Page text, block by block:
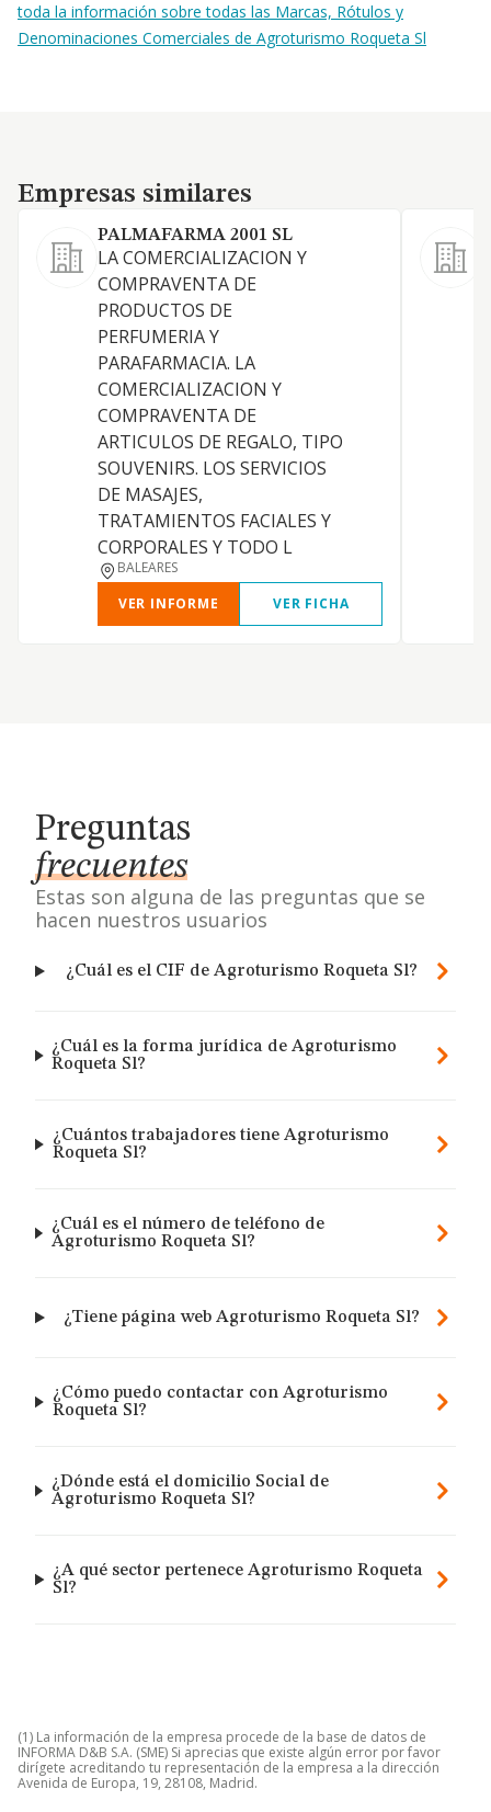
toda la información sobre todas las Marcas, Rótulos y
Denominaciones Comerciales de Agroturismo Roqueta Sl
Empresas similares
Empresas similares
PALMAFARMA 2001 SL
LA COMERCIALIZACION Y
COMPRAVENTA DE
PRODUCTOS DE
PERFUMERIA Y
PARAFARMACIA. LA
COMERCIALIZACION Y
COMPRAVENTA DE
ARTICULOS DE REGALO, TIPO
SOUVENIRS. LOS SERVICIOS
DE MASAJES,
TRATAMIENTOS FACIALES Y
CORPORALES Y TODO L
BALEARES
VER INFORME
VER FICHA
Preguntas
frecuentes
Estas son alguna de las preguntas que se
hacen nuestros usuarios
¿Cuál es el CIF de Agroturismo Roqueta Sl?
¿Cuál es la forma jurídica de Agroturismo
Roqueta Sl?
¿Cuántos trabajadores tiene Agroturismo
Roqueta Sl?
¿Cuál es el número de teléfono de
Agroturismo Roqueta Sl?
¿Tiene página web Agroturismo Roqueta Sl?
¿Cómo puedo contactar con Agroturismo
Roqueta Sl?
¿Dónde está el domicilio Social de
Agroturismo Roqueta Sl?
¿A qué sector pertenece Agroturismo Roqueta
Sl?
(1) La información de la empresa procede de la base de datos de
INFORMA D&B S.A. (SME) Si aprecias que existe algún error por favor
dirígete acreditando tu representación de la empresa a la dirección
Avenida de Europa, 19, 28108, Madrid.